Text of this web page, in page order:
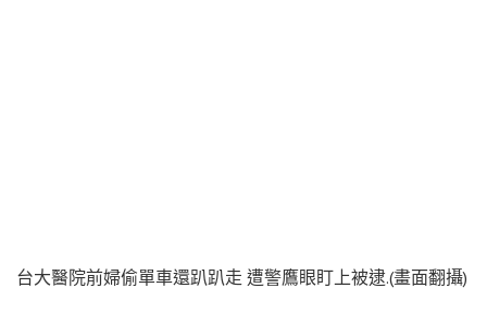
台大醫院前婦偷單車還趴趴走 遭警鷹眼盯上被逮.(畫面翻攝)